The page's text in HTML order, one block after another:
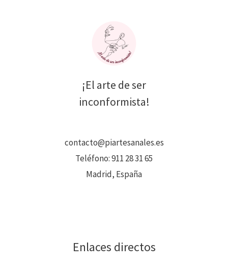
¡El arte de ser
inconformista!
contacto@piartesanales.es
Teléfono:911 28 31 65
Madrid, España
Enlaces directos